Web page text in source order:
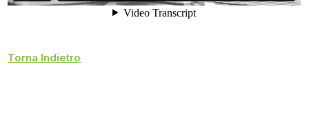
Torna Indietro